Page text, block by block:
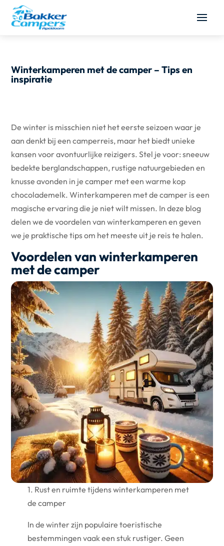
Winterkamperen met de camper – Tips en
inspiratie
De winter is misschien niet het eerste seizoen waar je
aan denkt bij een camperreis, maar het biedt unieke
kansen voor avontuurlijke reizigers. Stel je voor: sneeuw
bedekte berglandschappen, rustige natuurgebieden en
knusse avonden in je camper met een warme kop
chocolademelk. Winterkamperen met de camper is een
magische ervaring die je niet wilt missen. In deze blog
delen we de voordelen van winterkamperen en geven
we je praktische tips om het meeste uit je reis te halen.
Voordelen van winterkamperen
met de camper
1. Rust en ruimte tijdens winterkamperen met
de camper
In de winter zijn populaire toeristische
bestemmingen vaak een stuk rustiger. Geen